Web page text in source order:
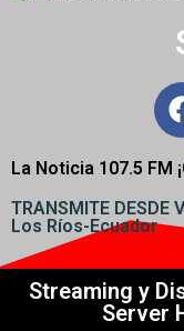
La Noticia 107.5 FM ¡
TRANSMITE DESDE
Los Ríos-Ecuador
Streaming y
Server